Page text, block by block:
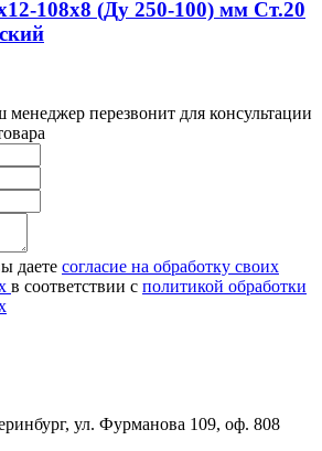
108x8 (Ду 250-100) мм Ст.20
менеджер перезвонит для консультации
даете согласие на обработку своих
в соответствии с политикой обработки
ул. Фурманова 109, оф. 808